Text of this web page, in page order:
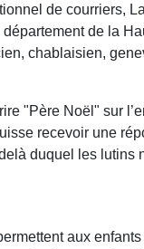
de courriers,
de la
chablaisien,
"Père Noël" sur
recevoir une
duquel les lutins
aux